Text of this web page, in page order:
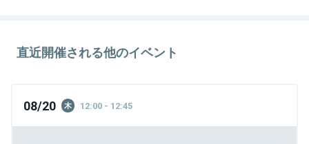
直近開催される他のイベント
08/20 木 12:00 - 12:45